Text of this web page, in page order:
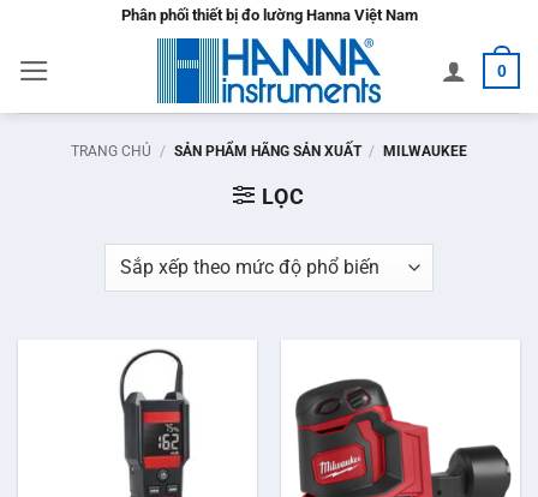
nội
dung
Phân phối thiết bị đo lường Hanna Việt Nam
0
TRANG CHỦ / SẢN PHẨM HÃNG SẢN XUẤT / MILWAUKEE
LỌC